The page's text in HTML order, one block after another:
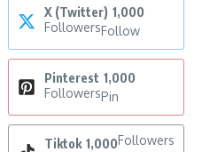
X (Twitter) 1,000
FollowersFollow
Pinterest 1,000
FollowersPin
Tiktok 1,000Followers